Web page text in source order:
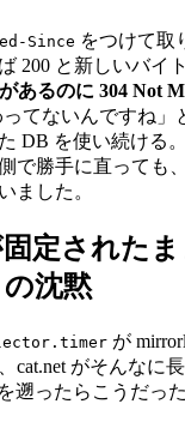
Since をつけて取
200 と新しいバイ
あるのに 304 Not
ってないんですね」
DB を使い続ける。
で勝手に直っても
ました。
定された
沈黙
が
cat.net がそんなに
遡ったらこうだった